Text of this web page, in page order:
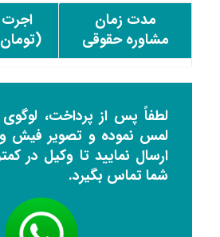
مدت زمان
مشاوره حقوقی
اجرت
لطفاً پس از پرداخت، لوگوی
لمس نموده و تصویر فیش
شما تماس بگیرد.